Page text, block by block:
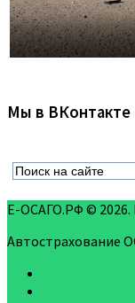
Мы в ВКонтакте
Е-ОСАГО.РФ ©
Автострахование